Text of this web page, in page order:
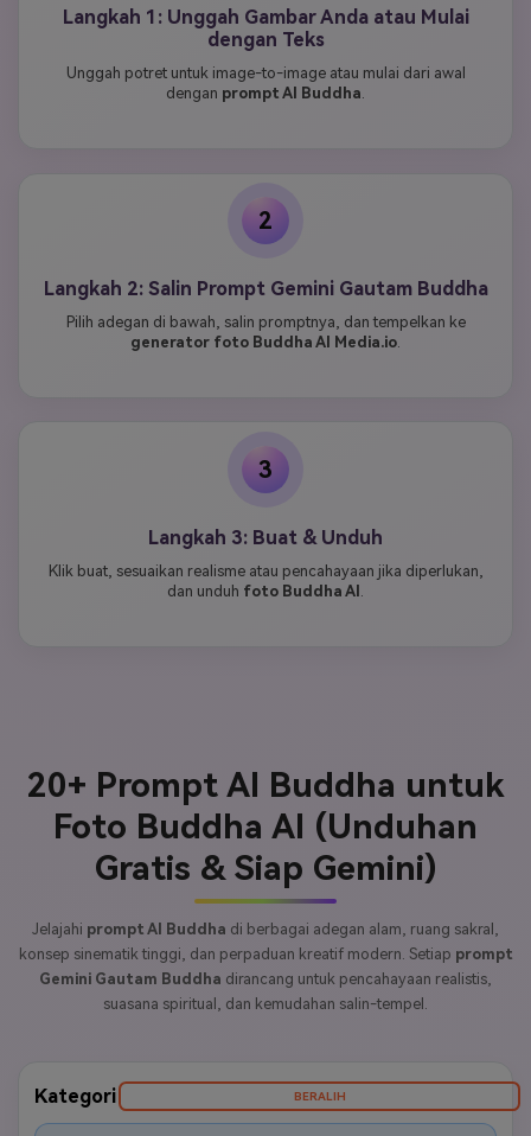
Langkah 1: Unggah Gambar Anda atau Mulai
dengan Teks
Unggah potret untuk image-to-image atau mulai dari awal
dengan prompt AI Buddha.
2
Langkah 2: Salin Prompt Gemini Gautam Buddha
Pilih adegan di bawah, salin promptnya, dan tempelkan ke
generator foto Buddha AI Media.io
3
Langkah 3: Buat & Unduh
Klik buat, sesuaikan realisme atau pencahayaan jika diperlukan,
dan unduh foto Buddha AI
20+ Prompt AI Buddha untuk
Foto Buddha AI (Unduhan
Gratis & Siap Gemini)
Jelajahi prompt AI Buddha di berbagai adegan alam, ruang sakral,
konsep sinematik tinggi, dan perpaduan kreatif modern. Setiap prompt
Gemini Gautam Buddha dirancang untuk pencahayaan realistis,
suasana spiritual, dan kemudahan salin-tempel.
Kategori BERALIH